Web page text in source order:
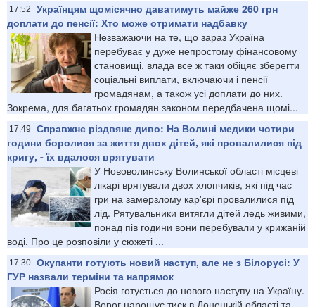
17:52
Українцям щомісячно даватимуть майже 260 грн
доплати до пенсії: Хто може отримати надбавку
Незважаючи на те, що зараз Україна
перебуває у дуже непростому фінансовому
становищі, влада все ж таки обіцяє зберегти
соціальні виплати, включаючи і пенсії
громадянам, а також усі доплати до них.
Зокрема, для багатьох громадян законом передбачена щомі...
17:49
Справжнє різдвяне диво: На Волині медики чотири
години боролися за життя двох дітей, які провалилися під
кригу, - їх вдалося врятувати
У Нововолинську Волинської області місцеві
лікарі врятували двох хлопчиків, які під час
гри на замерзлому кар'єрі провалилися під
лід. Рятувальники витягли дітей ледь живими,
понад пів години вони перебували у крижаній
воді. Про це розповіли у сюжеті ...
17:30 Окупанти готують новий наступ, але не з Білорусі: У
ГУР назвали терміни та напрямок
Росія готується до нового наступу на Україну.
Ворог нарощує тиск в Донецькій області та